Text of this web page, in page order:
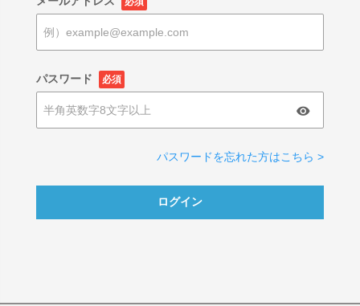
パスワード 必須
パスワードを忘れた方はこちら >
ログイン